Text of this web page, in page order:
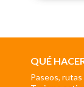
QUÉ
Paseos,